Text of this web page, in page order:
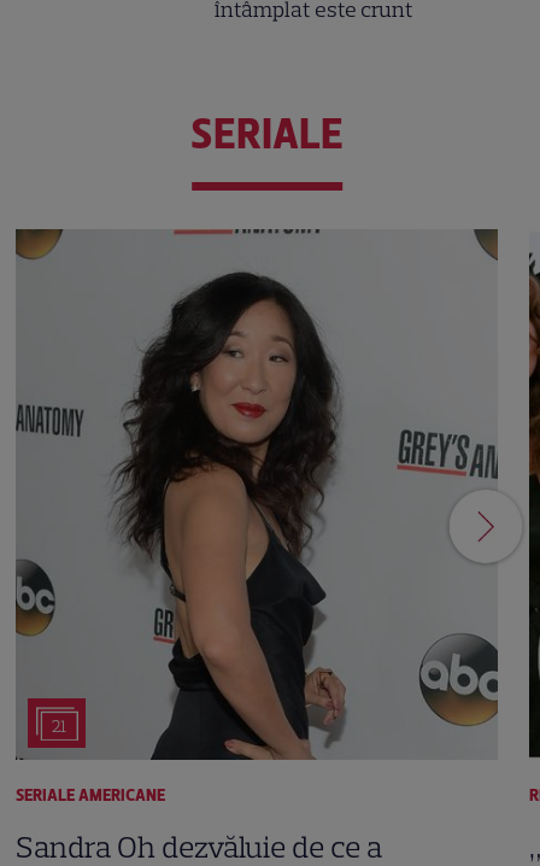
întâmplat este crunt
SERIALE
21
SERIALE AMERICANE
Sandra Oh dezvăluie de ce a